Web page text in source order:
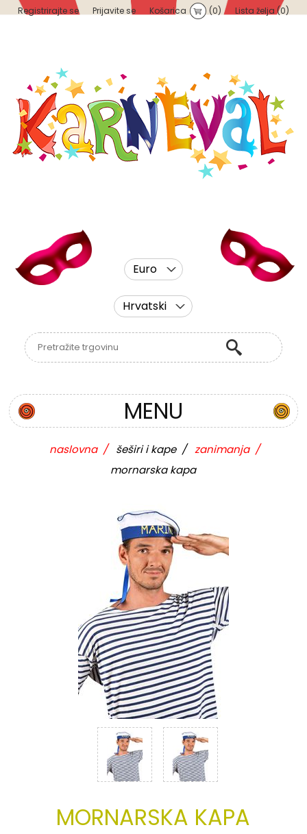
Registrirajte se Prijavite se Košarica (0) Lista želja (0)
Euro
Hrvatski
MENU
naslovna / šeširi i kape / zanimanja /
mornarska kapa
MORNARSKA KAPA